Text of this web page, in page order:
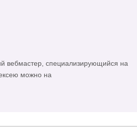
вебмастер, специализирующийся на
можно на